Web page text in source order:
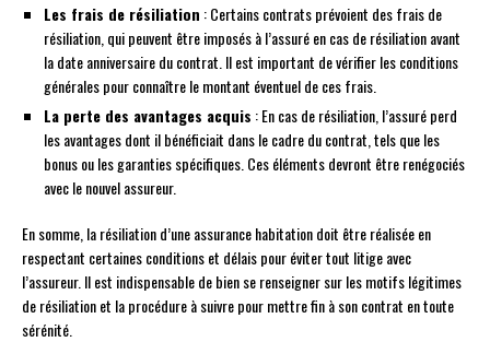
Les frais de résiliation : Certains contrats prévoient des frais de
résiliation, qui peuvent être imposés à l’assuré en cas de résiliation avant
la date anniversaire du contrat. Il est important de vérifier les conditions
générales pour connaître le montant éventuel de ces frais.
La perte des avantages acquis : En cas de résiliation, l’assuré perd
les avantages dont il bénéficiait dans le cadre du contrat, tels que les
bonus ou les garanties spécifiques. Ces éléments devront être renégociés
avec le nouvel assureur.
En somme, la résiliation d’une assurance habitation doit être réalisée en
respectant certaines conditions et délais pour éviter tout litige avec
l’assureur. Il est indispensable de bien se renseigner sur les motifs légitimes
de résiliation et la procédure à suivre pour mettre fin à son contrat en toute
sérénité.